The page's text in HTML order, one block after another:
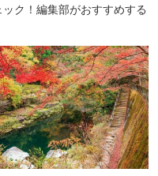
ク！編集部がおすすめする